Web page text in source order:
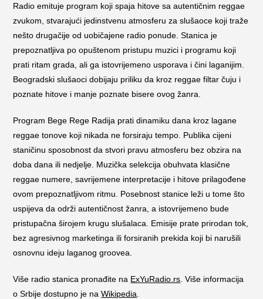
Radio emituje program koji spaja hitove sa autentičnim reggae
zvukom, stvarajući jedinstvenu atmosferu za slušaoce koji traže
nešto drugačije od uobičajene radio ponude. Stanica je
prepoznatljiva po opuštenom pristupu muzici i programu koji
prati ritam grada, ali ga istovrijemeno usporava i čini laganijim.
Beogradski slušaoci dobijaju priliku da kroz reggae filtar čuju i
poznate hitove i manje poznate bisere ovog žanra.
Program Bege Rege Radija prati dinamiku dana kroz lagane
reggae tonove koji nikada ne forsiraju tempo. Publika cijeni
staničinu sposobnost da stvori pravu atmosferu bez obzira na
doba dana ili nedjelje. Muzička selekcija obuhvata klasične
reggae numere, savrijemene interpretacije i hitove prilagođene
ovom prepoznatljivom ritmu. Posebnost stanice leži u tome što
uspijeva da održi autentičnost žanra, a istovrijemeno bude
pristupačna širojem krugu slušalaca. Emisije prate prirodan tok,
bez agresivnog marketinga ili forsiranih prekida koji bi narušili
osnovnu ideju laganog groovea.
Više radio stanica pronađite na ExYuRadio.rs . Više informacija
o Srbije dostupno je naWikipedia